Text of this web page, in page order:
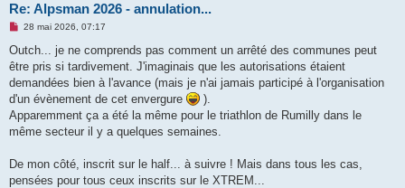
Re: Alpsman 2026 - annulation...
M
s
a
g
n
o
n
l
28 mai 2026, 07:17
Outch... je ne comprends pas comment un arrêté des communes peut
être pris si tardivement. J'imaginais que les autorisations étaient
demandées bien à l'avance (mais je n'ai jamais participé à l'organisation
d'un évènement de cet envergure
).
Apparemment ça a été la même pour le triathlon de Rumilly dans le
même secteur il y a quelques semaines.
De mon côté, inscrit sur le half... à suivre ! Mais dans tous les cas,
pensées pour tous ceux inscrits sur le XTREM...